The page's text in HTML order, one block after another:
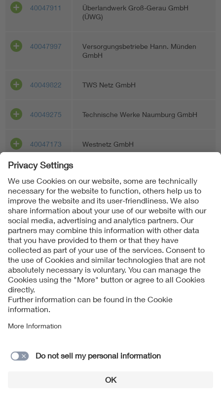
40047911
Überlandwerk Groß-Gerau GmbH
(ÜWG)
40047997
Versorgungsbetriebe Hann. Münden
GmbH
40049822 TWS Netz GmbH
40049275 Technische Werke Naumburg GmbH
40047173 Westnetz GmbH
40056177 SWTE Netz GmbH & Co. KG
40049286 WSW Netz GmbH
40056848 Stadtwerke Steinfurt GmbH
40057600
40058612
40057805 BS Netz Braunschweiger Netz GmbH
Stadtwerke Lauterbach GmbH